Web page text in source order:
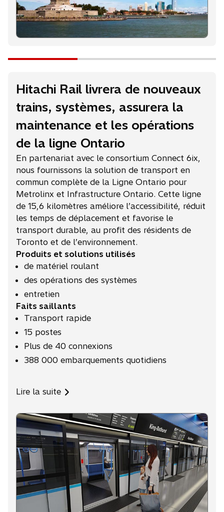
n
s
v
l
o
n
g
l
t
Hitachi Rail livrera de nouveaux
trains, systèmes, assurera la
maintenance et les opérations
de la ligne Ontario
En partenariat avec le consortium Connect 6ix,
nous fournissons la solution de transport en
commun complète de la Ligne Ontario pour
Metrolinx et Infrastructure Ontario. Cette ligne
de 15,6 kilomètres améliore l’accessibilité, réduit
les temps de déplacement et favorise le
transport durable, au profit des résidents de
Toronto et de l’environnement.
Produits et solutions utilisés
de matériel roulant
des opérations des systèmes
entretien
Faits saillants
Transport rapide
15 postes
Plus de 40 connexions
388 000 embarquements quotidiens
Lire la suite
s
o
u
v
r
d
a
n
s